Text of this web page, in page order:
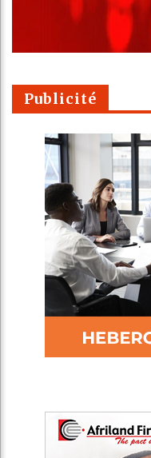
Publicité